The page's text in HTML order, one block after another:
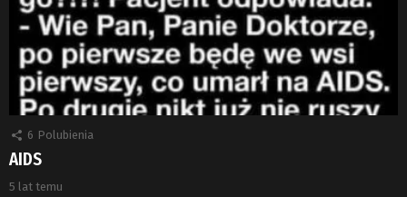
6 Polubienia
AIDS
5 lat temu